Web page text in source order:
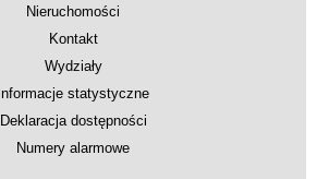
Nieruchomości
Kontakt
Wydziały
Informacje statystyczne
Deklaracja dostępności
Numery alarmowe